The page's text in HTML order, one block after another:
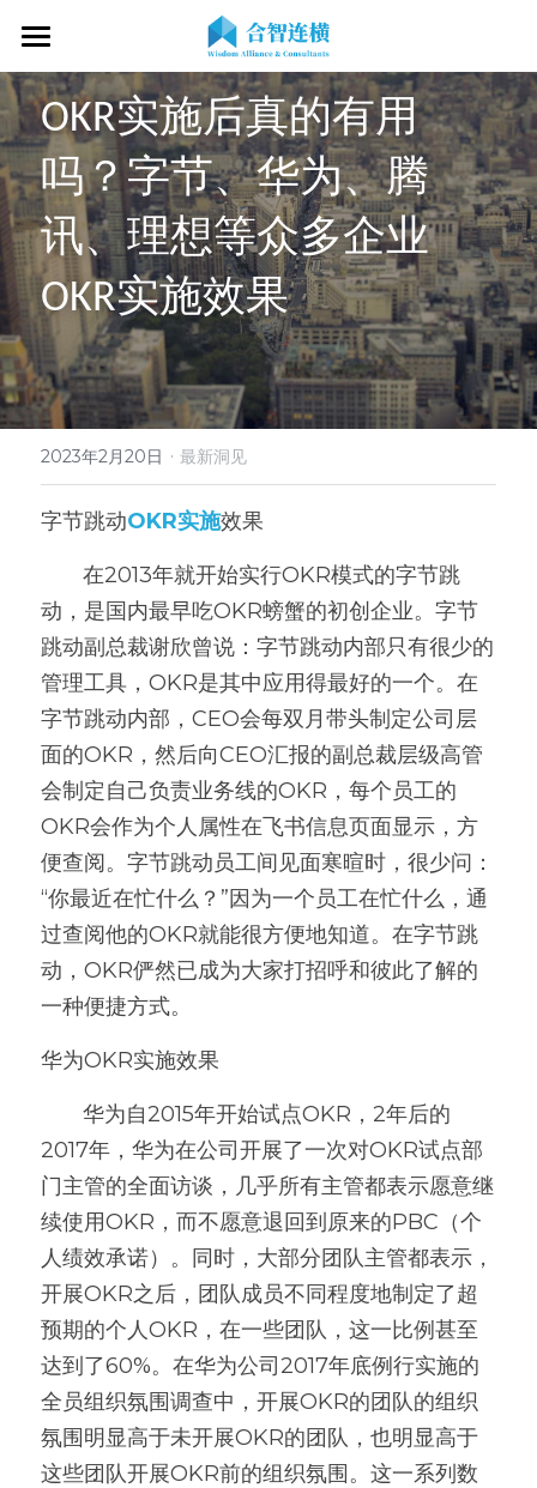
首页
关于我们
关于我们
OKR专家
战略伙伴
客户见证
专业服务
OKR服务体系
OKR系统落地陪跑
OKR战略解码
OKR工作坊/定制培训
OKR教练认证/训战
经营分析会
高质量复盘
OKR教练认证
了解COC
OKR证书查询
学习资源
专家视频
专业书籍
在线课程
最新洞见
新闻动态
搜索
现在预约
OKR实施后真的有用
吗？字节、华为、腾
讯、理想等众多企业
OKR实施效果
2023年2月20日 · 最新洞见
字节跳动OKR实施效果
动，是国内最早吃OKR螃蟹的初创企业。字节
跳动副总裁谢欣曾说：字节跳动内部只有很少的
管理工具，OKR是其中应用得最好的一个。在
字节跳动内部，CEO会每双月带头制定公司层
面的OKR，然后向CEO汇报的副总裁层级高管
会制定自己负责业务线的OKR，每个员工的
OKR会作为个人属性在飞书信息页面显示，方
便查阅。字节跳动员工间见面寒暄时，很少问：
“你最近在忙什么？”因为一个员工在忙什么，通
过查阅他的OKR就能很方便地知道。在字节跳
动，OKR俨然已成为大家打招呼和彼此了解的
一种便捷方式。
华为OKR实施效果
2017年，华为在公司开展了一次对OKR试点部
门主管的全面访谈，几乎所有主管都表示愿意继
续使用OKR，而不愿意退回到原来的PBC（个
人绩效承诺）。同时，大部分团队主管都表示，
开展OKR之后，团队成员不同程度地制定了超
预期的个人OKR，在一些团队，这一比例甚至
达到了60%。在华为公司2017年底例行实施的
全员组织氛围调查中，开展OKR的团队的组织
氛围明显高于未开展OKR的团队，也明显高于
这些团队开展OKR前的组织氛围。这一系列数